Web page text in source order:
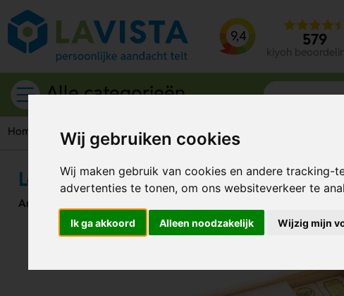
Wij gebruiken cookies
Wij maken gebruik van cookies en andere
advertenties te tonen, om ons websiteverkeer te
Ik ga akkoord Alleen noodzakelijk Wijzig mijn
9,4 579
kiyoh
Alle categorieën
Home Spellen Lombok Dieren Dominostenen Spel
Lombok Dieren Dominostenen Spel
Artikelnummer: